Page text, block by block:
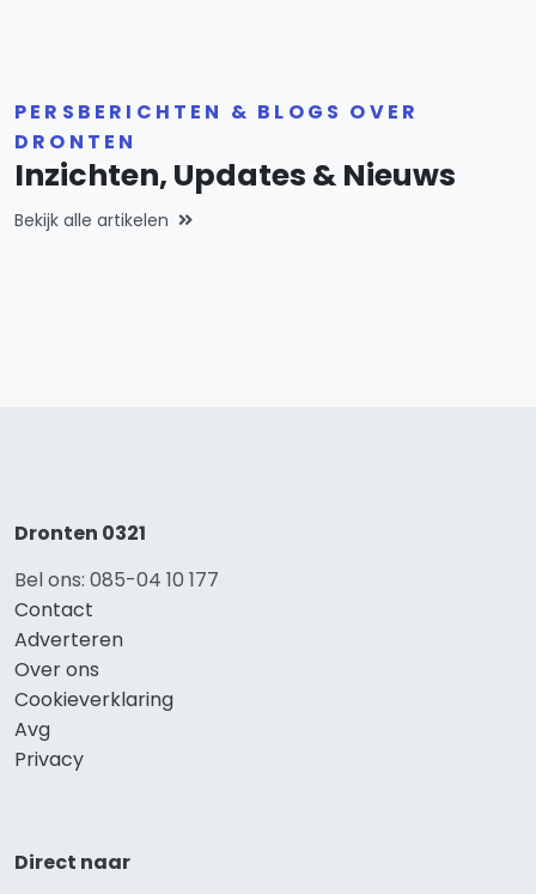
PERSBERICHTEN & BLOGS OVER
DRONTEN
Inzichten, Updates & Nieuws
Bekijk alle artikelen
Dronten 0321
Bel ons: 085-04 10 177
Contact
Adverteren
Over ons
Cookieverklaring
Avg
Privacy
Direct naar